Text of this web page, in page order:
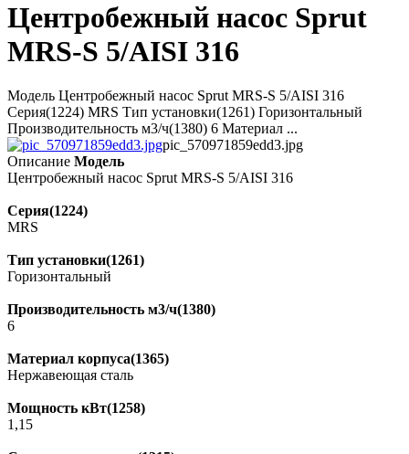
Центробежный насос Sprut
MRS-S 5/AISI 316
Модель Центробежный насос Sprut MRS-S 5/AISI 316
Серия(1224) MRS Тип установки(1261) Горизонтальный
Производительность м3/ч(1380) 6 Материал ...
pic_570971859edd3.jpg
Описание Модель
Центробежный насос Sprut MRS-S 5/AISI 316
Серия(1224)
MRS
Тип установки(1261)
Горизонтальный
Производительность м3/ч(1380)
6
Материал корпуса(1365)
Нержавеющая сталь
Мощность кВт(1258)
1,15